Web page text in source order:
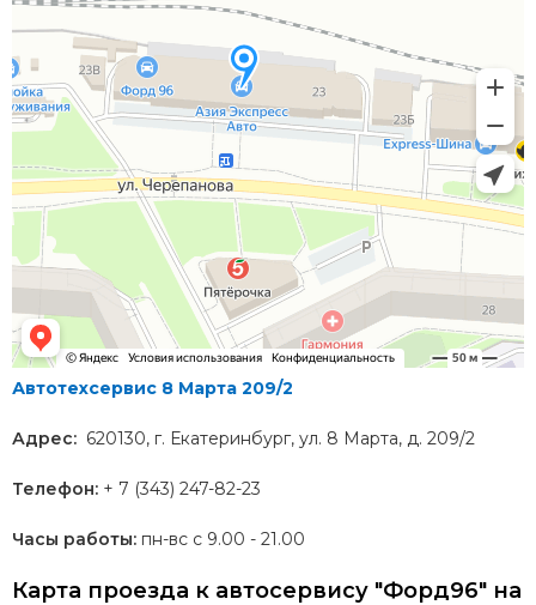
Автотехсервис 8 Марта 209/2
Адрес: 620130, г. Екатеринбург, ул. 8 Марта, д. 209/2
Телефон: + 7 (343) 247-82-23
Часы работы: пн-вс с 9.00 - 21.00
Карта проезда к автосервису "Форд96" на